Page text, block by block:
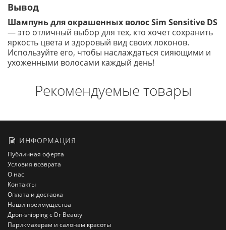
Вывод
Шампунь для окрашенных волос Sim Sensitive DS
— это отличный выбор для тех, кто хочет сохранить
яркость цвета и здоровый вид своих локонов.
Используйте его, чтобы наслаждаться сияющими и
ухоженными волосами каждый день!
Рекомендуемые товары
ИНФОРМАЦИЯ
Публичная оферта
Условия возврата
О нас
Контакты
Оплата и доставка
Наши преимущества
Дроп-shipping с Dr Beauty
Парикмахерам и салонам красоты